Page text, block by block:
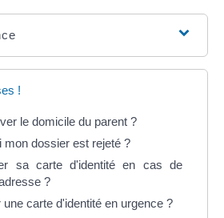
!
le domicile du parent ?
mon dossier est rejeté ?
sa carte d'identité en cas de
?
une carte d'identité en urgence ?